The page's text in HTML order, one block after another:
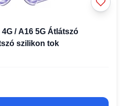
/ A16 5G Átlátszó
szilikon tok